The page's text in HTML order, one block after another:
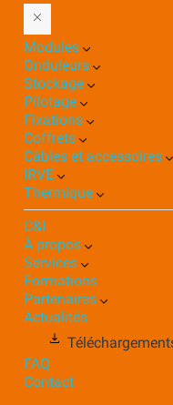
Modules
Onduleurs
Stockage
Pilotage
Fixations
Coffrets
Câbles et accessoires
IRVE
Thermique
C&I
À propos
Services
Formations
Partenaires
Actualités
FAQ
Contact